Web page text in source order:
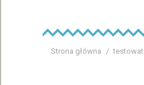
Jesteś tutaj:
Strona główna testowat